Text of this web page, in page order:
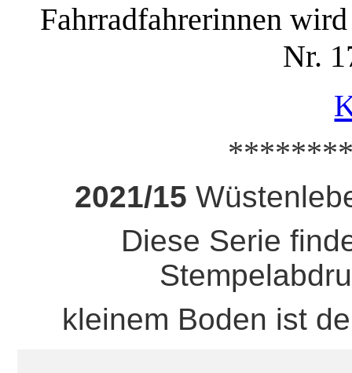
Fahrradfahrerinnen
Nr.
2021/15
Diese Serie
kleinem Boden ist